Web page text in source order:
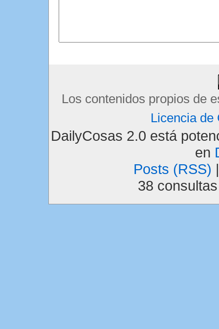
Los contenidos propios de
Licencia de
DailyCosas 2.0 está
en
Posts (RSS)
38